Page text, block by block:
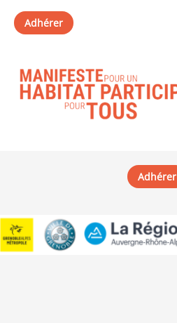
Adhérer
Adhérer